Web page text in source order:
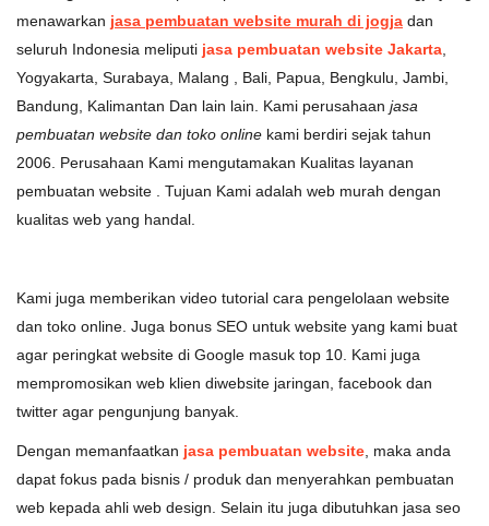
menawarkan jasa pembuatan website murah di jogja dan
seluruh Indonesia meliputi jasa pembuatan website Jakarta
Yogyakarta, Surabaya, Malang , Bali, Papua, Bengkulu, Jambi,
Bandung, Kalimantan Dan lain lain. Kami perusahaan jasa
pembuatan website dan toko online kami berdiri sejak tahun
2006. Perusahaan Kami mengutamakan Kualitas layanan
pembuatan website . Tujuan Kami adalah web murah dengan
kualitas web yang handal.
Kami juga memberikan video tutorial cara pengelolaan website
dan toko online. Juga bonus SEO untuk website yang kami buat
agar peringkat website di Google masuk top 10. Kami juga
mempromosikan web klien diwebsite jaringan, facebook dan
twitter agar pengunjung banyak.
Dengan memanfaatkan jasa pembuatan website , maka anda
dapat fokus pada bisnis / produk dan menyerahkan pembuatan
web kepada ahli web design. Selain itu juga dibutuhkan jasa seo